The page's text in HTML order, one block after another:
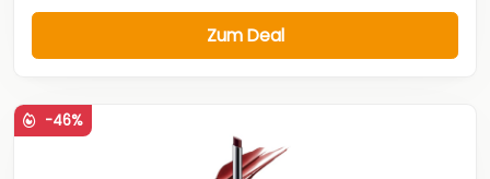
Zum Deal
-46%